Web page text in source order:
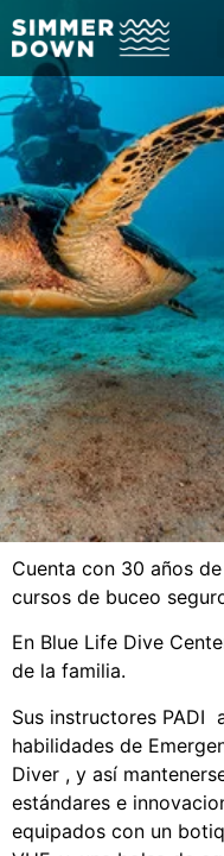
Cuenta con 30 años
cursos de buceo
En Blue Life Dive
de la familia.
Sus instructores PADI
habilidades de
Diver , y así
estándares e
equipados con un